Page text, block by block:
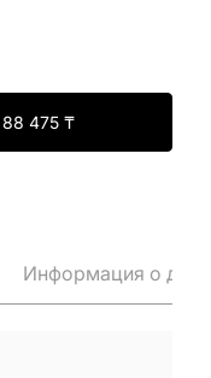
88 475 ₸
Информация о